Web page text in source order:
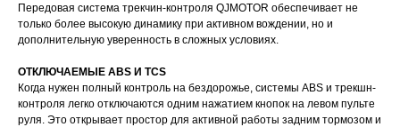
Передовая система трекчин-контроля QJMOTOR обеспечивает не
только более высокую динамику при активном вождении, но и
дополнительную уверенность в сложных условиях.
ОТКЛЮЧАЕМЫЕ ABS И TCS
Когда нужен полный контроль на бездорожье, системы ABS и трекшн-
контроля легко отключаются одним нажатием кнопок на левом пульте
руля. Это открывает простор для активной работы задним тормозом и